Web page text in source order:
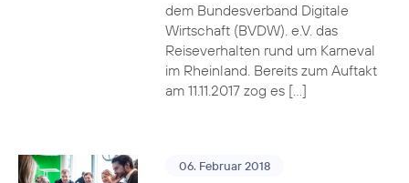
dem Bundesverband Digitale
Wirtschaft (BVDW). e.V. das
Reiseverhalten rund um Karneval
im Rheinland. Bereits zum Auftakt
am 11.11.2017 zog es […]
06. Februar 2018